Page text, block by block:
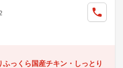
ふっくら国産チキン・しっとり